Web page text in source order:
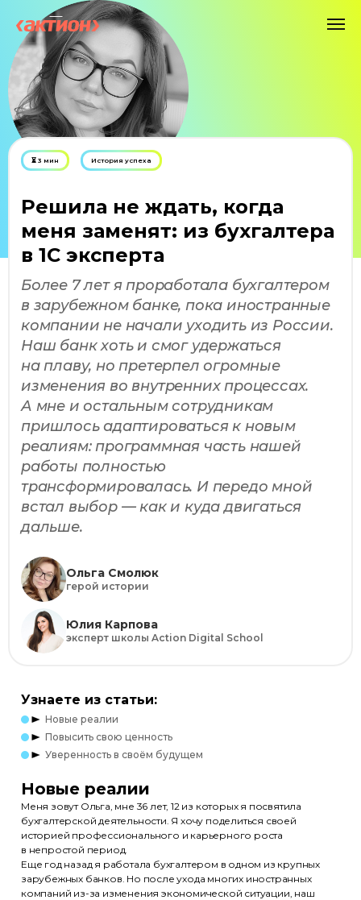
⏳ 3 мин История успеха
Решила не ждать, когда
меня заменят: из бухгалтера
в 1С эксперта
Более 7 лет я проработала бухгалтером
в зарубежном банке, пока иностранные
компании не начали уходить из России.
Наш банк хоть и смог удержаться
на плаву, но претерпел огромные
изменения во внутренних процессах.
А мне и остальным сотрудникам
пришлось адаптироваться к новым
реалиям: программная часть нашей
работы полностью
трансформировалась. И передо мной
встал выбор — как и куда двигаться
дальше.
Ольга Смолюк
герой истории
Юлия Карпова
эксперт школы Action Digital School
Узнаете из статьи:
Новые реалии
Повысить свою ценность
Уверенность в своём будущем
Новые реалии
Меня зовут Ольга, мне 36 лет, 12 из которых я посвятила
бухгалтерской деятельности. Я хочу поделиться своей
историей профессионального и карьерного роста
в непростой период.
Еще год назад я работала бухгалтером в одном из крупных
зарубежных банков. Но после ухода многих иностранных
компаний из-за изменения экономической ситуации, наш